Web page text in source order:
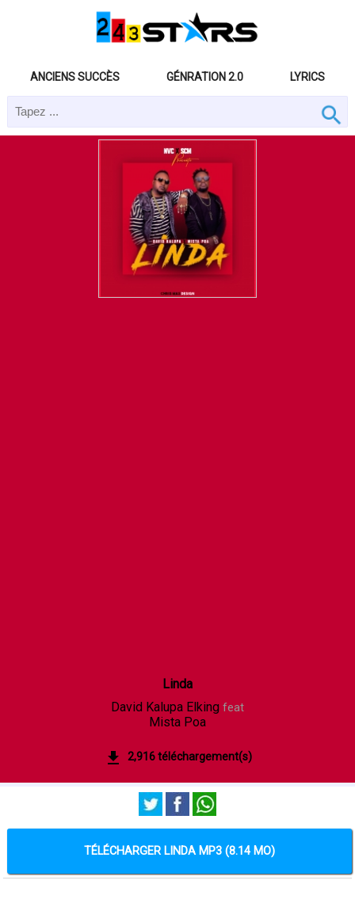
ANCIENS SUCCÈS GÉNRATION 2.0 LYRICS
Linda
David Kalupa Elking feat
Mista Poa
2,916 téléchargement(s)
TÉLÉCHARGER LINDA MP3 (8.14 MO)